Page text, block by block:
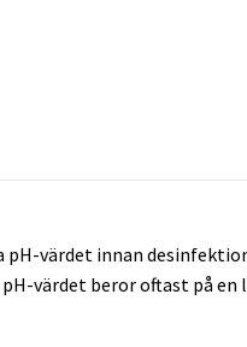
värdet innan
värdet beror oftast på en